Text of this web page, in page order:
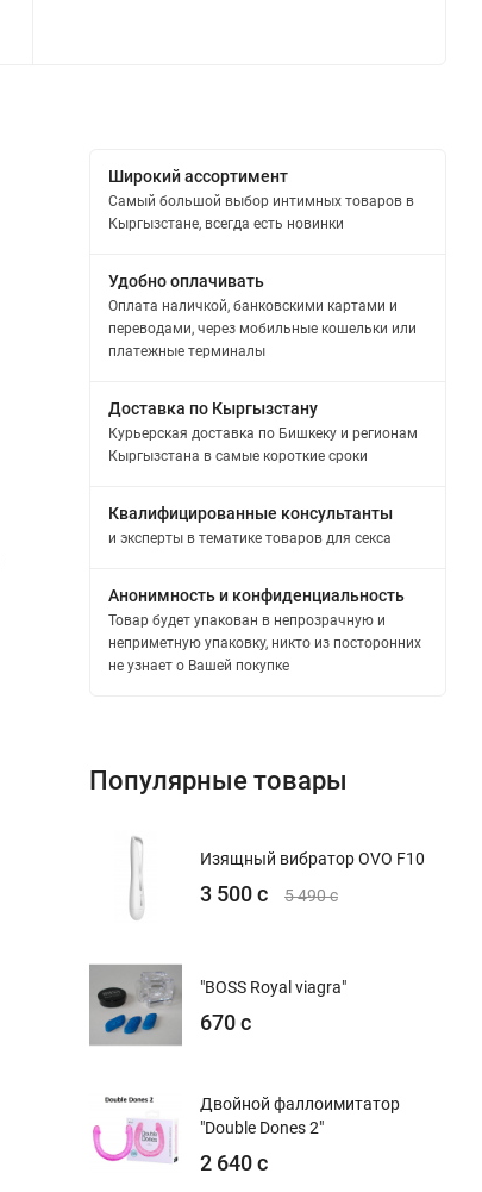
Широкий ассортимент
Самый большой выбор интимных товаров в
Кыргызстане, всегда есть новинки
Удобно оплачивать
Оплата наличкой, банковскими картами и
переводами, через мобильные кошельки или
платежные терминалы
Доставка по Кыргызстану
Курьерская доставка по Бишкеку и регионам
Кыргызстана в самые короткие сроки
Квалифицированные консультанты
и эксперты в тематике товаров для секса
Анонимность и конфиденциальность
Товар будет упакован в непрозрачную и
неприметную упаковку, никто из посторонних
не узнает о Вашей покупке
Популярные товары
Изящный вибратор OVO F10
3 500 с 5 490 с
"BOSS Royal viagra"
670 с
Двойной фаллоимитатор
"Double Dones 2"
2 640 с